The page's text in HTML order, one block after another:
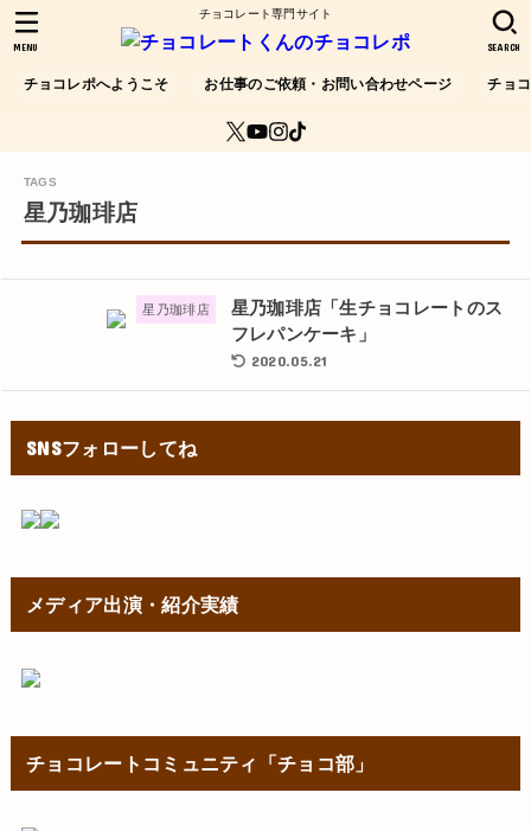
チョコレート専門サイト
チョコレポへようこそ お仕事のご依頼・お問い合わせページ チョ
SEARCH
MENU
星乃珈琲店
星乃珈琲店
星乃珈琲店「生チョコレートのス
フレパンケーキ」
2020.05.21
SNSフォローしてね
メディア出演・紹介実績
チョコレートコミュニティ「チョコ部」